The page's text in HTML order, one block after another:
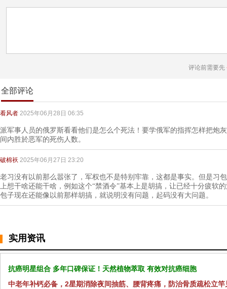
评论前需要先
全部评论
看风者 2025年06月28日 06:35
派军事人员的俄罗斯看看他们是怎么个死法！要学俄军的指挥怎样把炮
间内胜於恶军的死伤人数。
破棉袄 2025年06月27日 23:20
老习没有以前那么嚣张了，军权也不是特别牢靠，这都是事实。但是习
上想干啥还能干啥，例如这个“禁酒令”基本上是胡搞，让已经十分疲软
包子现在还能像以前那样胡搞，就说明没有问题，起码没有大问题。
实用资讯
抗癌明星组合 多年口碑保证！天然植物萃取 有效对抗癌细胞
中老年补钙必备，2星期消除夜间抽筋、腰背疼痛，防治骨质疏松立竿